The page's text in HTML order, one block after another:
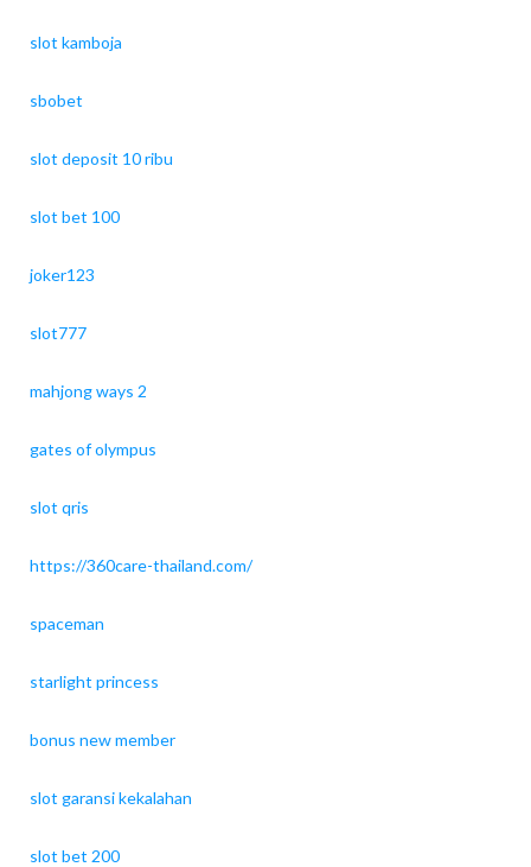
slot kamboja
sbobet
slot deposit 10 ribu
slot bet 100
joker123
slot777
mahjong ways 2
gates of olympus
slot qris
https://360care-thailand.com/
spaceman
starlight princess
bonus new member
slot garansi kekalahan
slot bet 200